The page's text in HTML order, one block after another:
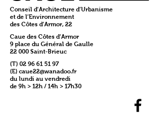
Conseil d'Architecture d'Urbanisme
et de l'Environnement
des Côtes d'Armor, 22
Caue des Côtes d'Armor
9 place du Général de Gaulle
22 000 Saint-Brieuc
(T) 02 96 61 51 97
(E) caue22@wanadoo.fr
du lundi au vendredi
de 9h > 12h / 14h > 17h30